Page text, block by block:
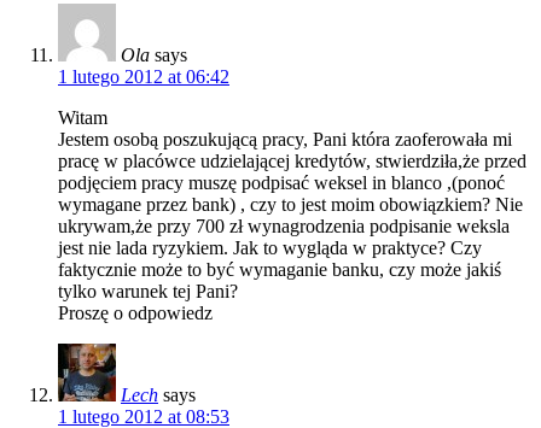
Ola says
1 lutego 2012 at 06:42
Witam
Jestem osobą poszukującą pracy, Pani która zaoferowała mi
pracę w placówce udzielającej kredytów, stwierdziła,że przed
podjęciem pracy muszę podpisać weksel in blanco ,(ponoć
wymagane przez bank) , czy to jest moim obowiązkiem? Nie
ukrywam,że przy 700 zł wynagrodzenia podpisanie weksla
jest nie lada ryzykiem. Jak to wygląda w praktyce? Czy
faktycznie może to być wymaganie banku, czy może jakiś
tylko warunek tej Pani?
Proszę o odpowiedz
Lech says
1 lutego 2012 at 08:53